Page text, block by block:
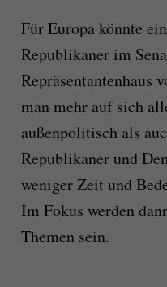
Für Europa könnte
Republikaner im
Repräsentantenhaus
man mehr auf sich
außenpolitisch als
Republikaner und
weniger Zeit und
Im Fokus werden
Themen sein.